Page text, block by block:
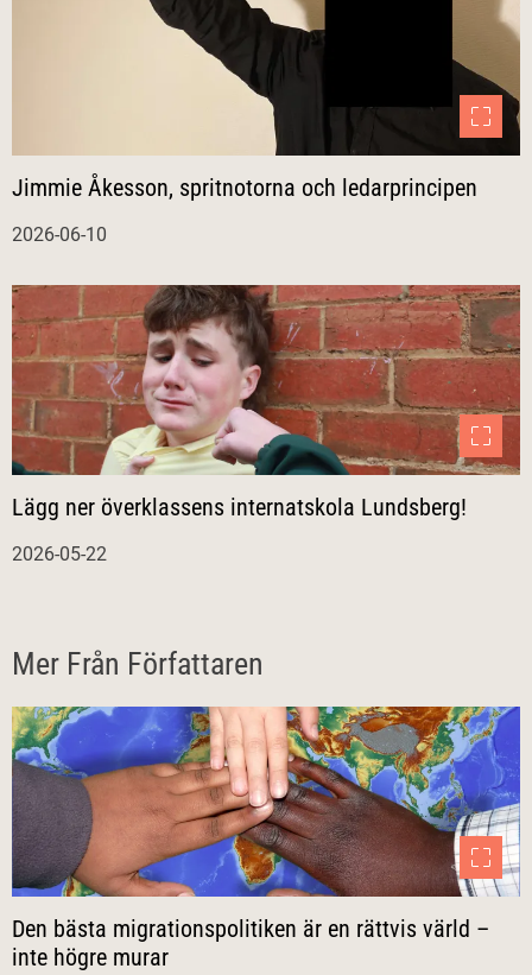
Jimmie Åkesson, spritnotorna och ledarprincipen
2026-06-10
Lägg ner överklassens internatskola Lundsberg!
2026-05-22
Mer Från Författaren
Den bästa migrationspolitiken är en rättvis värld –
inte högre murar